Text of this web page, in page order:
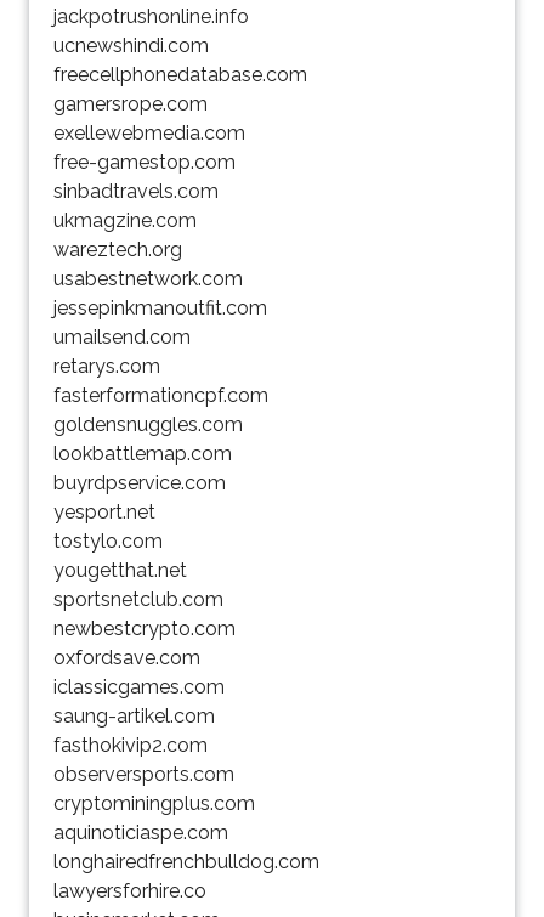
jackpotrushonline.info
ucnewshindi.com
freecellphonedatabase.com
gamersrope.com
exellewebmedia.com
free-gamestop.com
sinbadtravels.com
ukmagzine.com
wareztech.org
usabestnetwork.com
jessepinkmanoutfit.com
umailsend.com
retarys.com
fasterformationcpf.com
goldensnuggles.com
lookbattlemap.com
buyrdpservice.com
yesport.net
tostylo.com
yougetthat.net
sportsnetclub.com
newbestcrypto.com
oxfordsave.com
iclassicgames.com
saung-artikel.com
fasthokivip2.com
observersports.com
cryptominingplus.com
aquinoticiaspe.com
longhairedfrenchbulldog.com
lawyersforhire.co